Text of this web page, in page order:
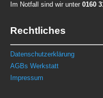
Im Notfall sind wir unter 0160
Rechtliches
Datenschutzerklärung
AGBs Werkstatt
Impressum